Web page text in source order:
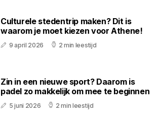
Culturele stedentrip maken? Dit is
waarom je moet kiezen voor Athene!
9 april 2026 2 min leestijd
Zin in een nieuwe sport? Daarom is
padel zo makkelijk om mee te beginnen
5 juni 2026 2 min leestijd